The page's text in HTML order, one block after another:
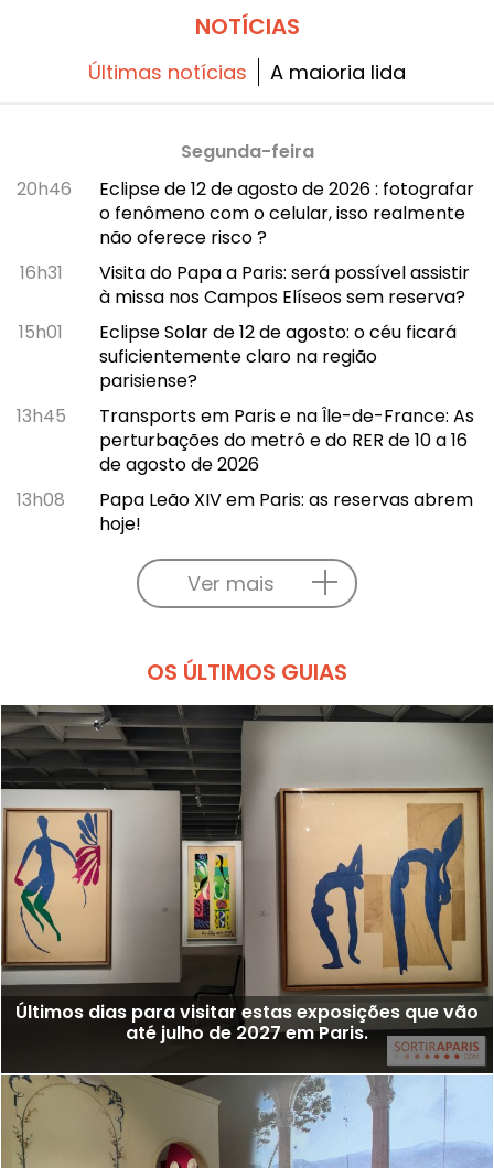
NOTÍCIAS
Últimas notícias A maioria lida
Segunda-feira
20h46
Eclipse de 12 de agosto de 2026 : fotografar
o fenômeno com o celular, isso realmente
não oferece risco ?
16h31
Visita do Papa a Paris: será possível assistir
à missa nos Campos Elíseos sem reserva?
15h01
Eclipse Solar de 12 de agosto: o céu ficará
suficientemente claro na região
parisiense?
13h45
Transports em Paris e na Île-de-France: As
perturbações do metrô e do RER de 10 a 16
de agosto de 2026
13h08
Papa Leão XIV em Paris: as reservas abrem
hoje!
Ver mais
OS ÚLTIMOS GUIAS
Últimos dias para visitar estas exposições que vão
até julho de 2027 em Paris.